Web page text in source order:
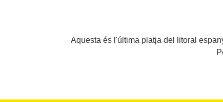
Aquesta és l'última platja del litoral